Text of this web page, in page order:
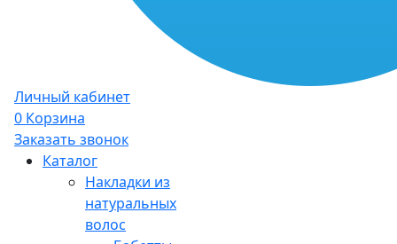
Личный кабинет
0 Корзина
Заказать звонок
Каталог
Накладки из
натуральных
волос